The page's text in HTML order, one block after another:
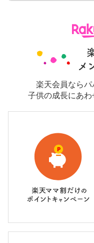
楽天会員ならパ
子供の成長にあわ